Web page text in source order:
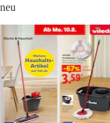
neu